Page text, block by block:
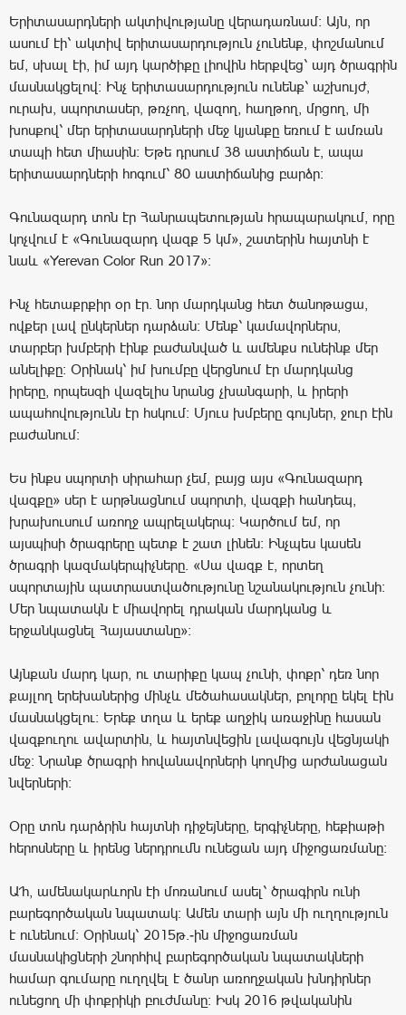
Երիտասարդների ակտիվությանը վերադառնամ: Այն, որ
ասում էի՝ ակտիվ երիտասարդություն չունենք, փոշմանում
եմ, սխալ էի, իմ այդ կարծիքը լիովին հերքվեց՝ այդ ծրագրին
մասնակցելով: Ինչ երիտասարդություն ունենք՝ աշխույժ,
ուրախ, սպորտասեր, թռչող, վազող, հաղթող, մրցող, մի
խոսքով՝ մեր երիտասարդների մեջ կյանքը եռում է ամռան
տապի հետ միասին: Եթե դրսում 38 աստիճան է, ապա
երիտասարդների հոգում՝ 80 աստիճանից բարձր:
Գունազարդ տոն էր Հանրապետության հրապարակում, որը
կոչվում է «Գունազարդ վազք 5 կմ», շատերին հայտնի է
նաև «Yerevan Color Run 2017»:
Ինչ հետաքրքիր օր էր. նոր մարդկանց հետ ծանոթացա,
ովքեր լավ ընկերներ դարձան: Մենք՝ կամավորներս,
տարբեր խմբերի էինք բաժանված և ամենքս ունեինք մեր
անելիքը: Օրինակ՝ իմ խումբը վերցնում էր մարդկանց
իրերը, որպեսզի վազելիս նրանց չխանգարի, և իրերի
ապահովությունն էր հսկում: Մյուս խմբերը գույներ, ջուր էին
բաժանում:
Ես ինքս սպորտի սիրահար չեմ, բայց այս «Գունազարդ
վազքը» սեր է արթնացնում սպորտի, վազքի հանդեպ,
խրախուսում առողջ ապրելակերպ: Կարծում եմ, որ
այսպիսի ծրագրերը պետք է շատ լինեն: Ինչպես կասեն
ծրագրի կազմակերպիչները. «Սա վազք է, որտեղ
սպորտային պատրաստվածությունը նշանակություն չունի:
Մեր նպատակն է միավորել դրական մարդկանց և
երջանկացնել Հայաստանը»:
Այնքան մարդ կար, ու տարիքը կապ չունի, փոքր՝ դեռ նոր
քայլող երեխաներից մինչև մեծահասակներ, բոլորը եկել էին
մասնակցելու: Երեք տղա և երեք աղջիկ առաջինը հասան
վազքուղու ավարտին, և հայտնվեցին լավագույն վեցնյակի
մեջ: Նրանք ծրագրի հովանավորների կողմից արժանացան
նվերների:
Օրը տոն դարձրին հայտնի դիջեյները, երգիչները, հեքիաթի
հերոսները և իրենց ներդրումն ունեցան այդ միջոցառմանը:
Ա՜հ, ամենակարևորն էի մոռանում ասել՝ ծրագիրն ունի
բարեգործական նպատակ: Ամեն տարի այն մի ուղղություն
է ունենում: Օրինակ՝ 2015թ.-ին միջոցառման
մասնակիցների շնորհիվ բարեգործական նպատակների
համար գումարը ուղղվել է ծանր առողջական խնդիրներ
ունեցող մի փոքրիկի բուժմանը: Իսկ 2016 թվականին